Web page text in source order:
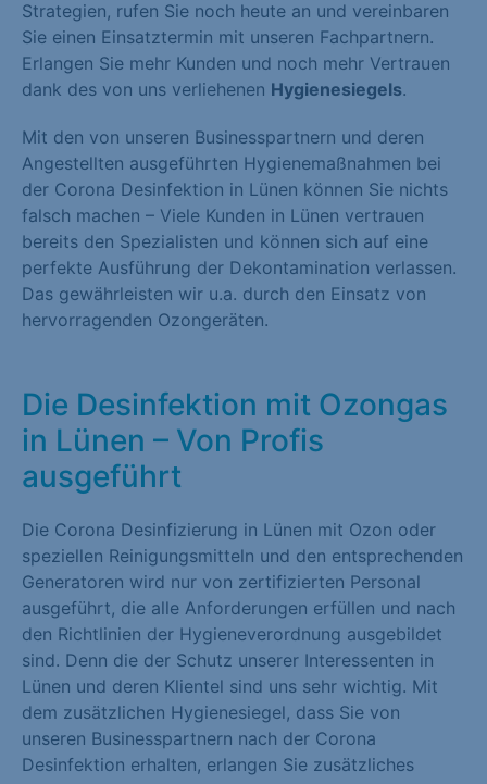
Strategien, rufen Sie noch heute an und vereinbaren
Sie einen Einsatztermin mit unseren Fachpartnern.
Erlangen Sie mehr Kunden und noch mehr Vertrauen
dank des von uns verliehenen Hygienesiegels.
Mit den von unseren Businesspartnern und deren
Angestellten ausgeführten Hygienemaßnahmen bei
der Corona Desinfektion in Lünen können Sie nichts
falsch machen – Viele Kunden in Lünen vertrauen
bereits den Spezialisten und können sich auf eine
perfekte Ausführung der Dekontamination verlassen.
Das gewährleisten wir u.a. durch den Einsatz von
hervorragenden Ozongeräten.
Die Desinfektion mit Ozongas
in Lünen – Von Profis
ausgeführt
Die Corona Desinfizierung in Lünen mit Ozon oder
speziellen Reinigungsmitteln und den entsprechenden
Generatoren wird nur von zertifizierten Personal
ausgeführt, die alle Anforderungen erfüllen und nach
den Richtlinien der Hygieneverordnung ausgebildet
sind. Denn die der Schutz unserer Interessenten in
Lünen und deren Klientel sind uns sehr wichtig. Mit
dem zusätzlichen Hygienesiegel, dass Sie von
unseren Businesspartnern nach der Corona
Desinfektion erhalten, erlangen Sie zusätzliches